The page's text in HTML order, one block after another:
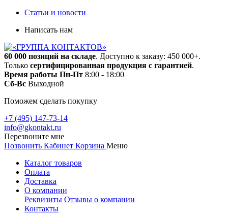
Статьи и новости
Написать нам
60 000 позиций на складе. Доступно к заказу: 450 000+.
Только сертифицированная продукция с гарантией.
Время работы Пн-Пт 8:00 - 18:00
Сб-Вс Выходной
Поможем сделать покупку
+7 (495) 147-73-14
info@gkontakt.ru
Перезвоните мне
Позвонить Кабинет Корзина Меню
Каталог товаров
Оплата
Доставка
О компании
Реквизиты Отзывы о компании
Контакты